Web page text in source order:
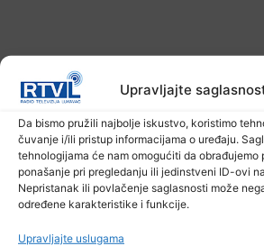
Upravljajte
Da bismo pružili najbolje iskustvo, koristimo
čuvanje i/ili pristup informacijama o uređaju.
tehnologijama će nam omogućiti da obrađujemo
ponašanje pri pregledanju ili jedinstveni ID-ovi
Nepristanak ili povlačenje saglasnosti može
određene karakteristike i funkcije.
Upravljajte uslugama
U TK povećan broj požara
7. Augusta 2026.